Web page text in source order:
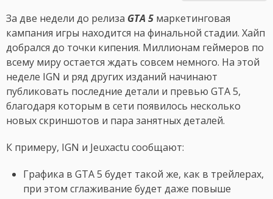
За две недели до релиза GTA 5 маркетинговая
кампания игры находится на финальной стадии. Хайп
добрался до точки кипения. Миллионам геймеров по
всему миру остается ждать совсем немного. На этой
неделе IGN и ряд других изданий начинают
публиковать последние детали и превью GTA 5,
благодаря которым в сети появилось несколько
новых скриншотов и пара занятных деталей.
К примеру, IGN и Jeuxactu сообщают:
Графика в GTA 5 будет такой же, как в трейлерах,
при этом сглаживание будет даже повыше